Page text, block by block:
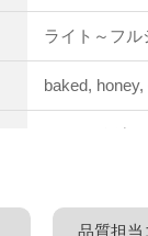
ライト～フル
baked,
シェードグロ
品質担当